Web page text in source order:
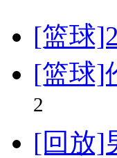
[篮球
[篮球]
2
[回放]